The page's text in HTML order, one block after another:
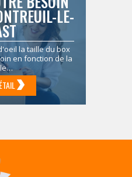
LE-
la taille du box
en fonction de la